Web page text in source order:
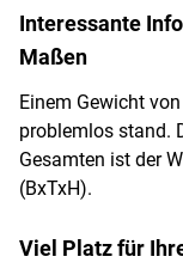
Interessante
Maßen
Einem Gewicht
problemlos stand.
Gesamten ist der
(BxTxH).
Viel Platz für